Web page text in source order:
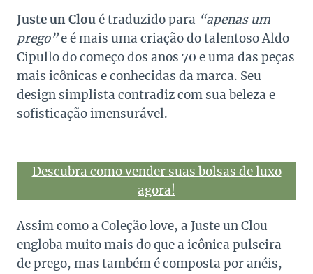
Juste un Cloué traduzido para “apenas um
prego”e é mais uma criação do talentoso Aldo
Cipullo do começo dos anos 70 e uma das peças
mais icônicas e conhecidas da marca. Seu
design simplista contradiz com sua beleza e
sofisticação imensurável.
Descubra como vender suas bolsas de luxo
agora!
Assim como a Coleção love, a Juste un Clou
engloba muito mais do que a icônica pulseira
de prego, mas também é composta por anéis,